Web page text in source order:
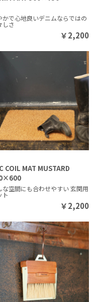
かで心地良いデニムならではの
しさ
￥2,200
COIL MAT MUSTARD
な空間にも合わせやすい 玄関用
ト
￥2,200